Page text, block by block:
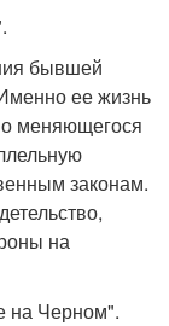
бывшей
ее жизнь
меняющегося
законам.
на
на Черном".